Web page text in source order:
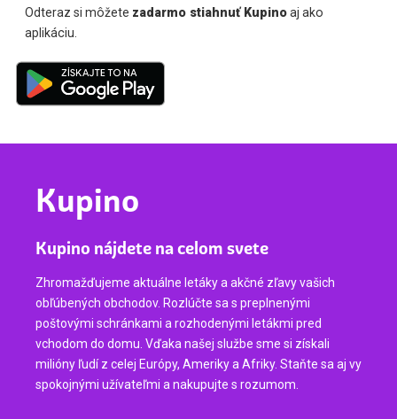
Odteraz si môžete zadarmo stiahnuť Kupinoaj ako
aplikáciu.
Kupino
Kupino nájdete na celom svete
Zhromažďujeme aktuálne letáky a akčné zľavy vašich
obľúbených obchodov. Rozlúčte sa s preplnenými
poštovými schránkami a rozhodenými letákmi pred
vchodom do domu. Vďaka našej službe sme si získali
milióny ľudí z celej Európy, Ameriky a Afriky. Staňte sa aj vy
spokojnými užívateľmi a nakupujte s rozumom.